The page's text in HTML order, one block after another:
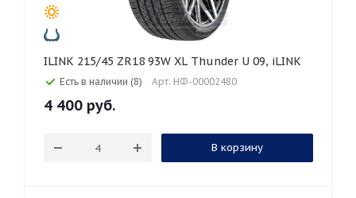
ILINK 215/45 ZR18 93W XL Thunder U 09, iLINK
Есть в наличии (8) Арт: НФ-00002480
4 400 руб.
В корзину